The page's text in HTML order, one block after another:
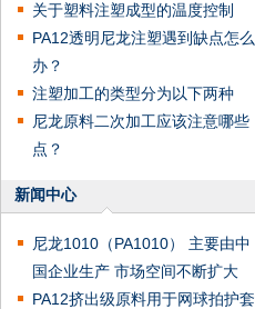
关于塑料注塑成型的温度控制
PA12透明尼龙注塑遇到缺点怎么
办？
注塑加工的类型分为以下两种
尼龙原料二次加工应该注意哪些
点？
新闻中心
尼龙1010（PA1010） 主要由中
国企业生产 市场空间不断扩大
PA12挤出级原料用于网球拍护套